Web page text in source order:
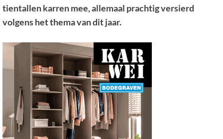
tientallen karren mee, allemaal prachtig versierd
volgens het thema van dit jaar.